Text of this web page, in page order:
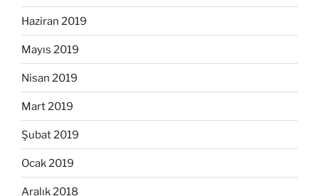
Haziran 2019
Mayıs 2019
Nisan 2019
Mart 2019
Şubat 2019
Ocak 2019
Aralık 2018